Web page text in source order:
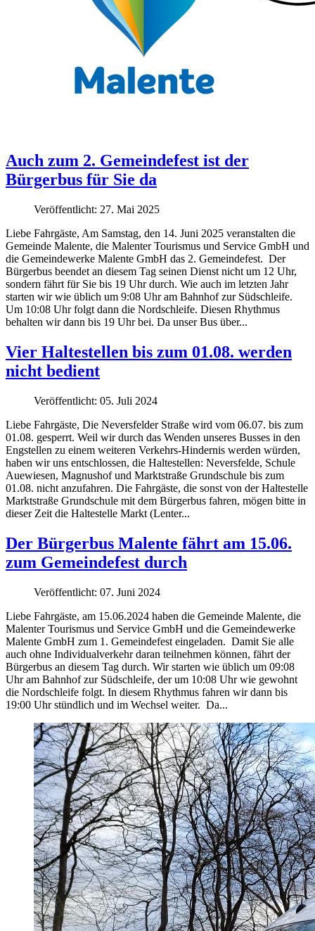
Auch zum 2. Gemeindefest ist der
Bürgerbus für Sie da
Veröffentlicht: 27. Mai 2025
Liebe Fahrgäste, Am Samstag, den 14. Juni 2025 veranstalten die
Gemeinde Malente, die Malenter Tourismus und Service GmbH und
die Gemeindewerke Malente GmbH das 2. Gemeindefest. Der
Bürgerbus beendet an diesem Tag seinen Dienst nicht um 12 Uhr,
sondern fährt für Sie bis 19 Uhr durch. Wie auch im letzten Jahr
starten wir wie üblich um 9:08 Uhr am Bahnhof zur Südschleife.
Um 10:08 Uhr folgt dann die Nordschleife. Diesen Rhythmus
behalten wir dann bis 19 Uhr bei. Da unser Bus über...
Vier Haltestellen bis zum 01.08. werden
nicht bedient
Veröffentlicht: 05. Juli 2024
Liebe Fahrgäste, Die Neversfelder Straße wird vom 06.07. bis zum
01.08. gesperrt. Weil wir durch das Wenden unseres Busses in den
Engstellen zu einem weiteren Verkehrs-Hindernis werden würden,
haben wir uns entschlossen, die Haltestellen: Neversfelde, Schule
Auewiesen, Magnushof und Marktstraße Grundschule bis zum
01.08. nicht anzufahren. Die Fahrgäste, die sonst von der Haltestelle
Marktstraße Grundschule mit dem Bürgerbus fahren, mögen bitte in
dieser Zeit die Haltestelle Markt (Lenter...
Der Bürgerbus Malente fährt am 15.06.
zum Gemeindefest durch
Veröffentlicht: 07. Juni 2024
Liebe Fahrgäste, am 15.06.2024 haben die Gemeinde Malente, die
Malenter Tourismus und Service GmbH und die Gemeindewerke
Malente GmbH zum 1. Gemeindefest eingeladen. Damit Sie alle
auch ohne Individualverkehr daran teilnehmen können, fährt der
Bürgerbus an diesem Tag durch. Wir starten wie üblich um 09:08
Uhr am Bahnhof zur Südschleife, der um 10:08 Uhr wie gewohnt
die Nordschleife folgt. In diesem Rhythmus fahren wir dann bis
19:00 Uhr stündlich und im Wechsel weiter. Da...